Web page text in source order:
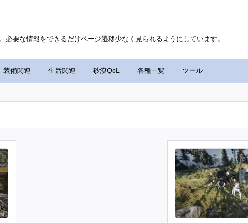
必要な情報をできるだけページ遷移少なく見られるようにしています。
装備関連 生活関連 砂漠QoL 各種一覧 ツール